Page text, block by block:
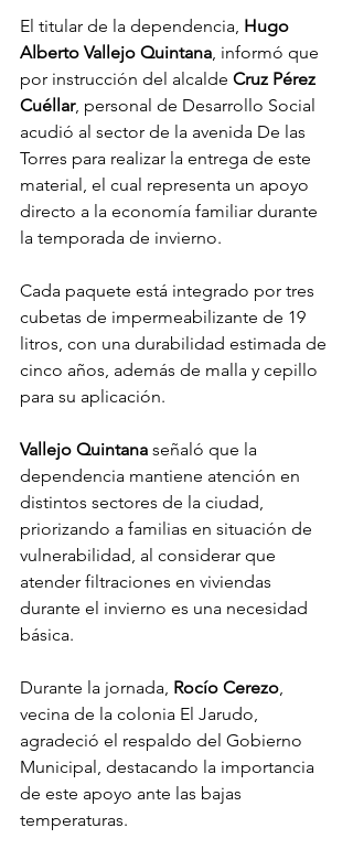
El titular de la dependencia, Hugo
Alberto Vallejo Quintana, informó que
por instrucción del alcalde Cruz Pérez
Cuéllar, personal de Desarrollo Social
acudió al sector de la avenida De las
Torres para realizar la entrega de este
material, el cual representa un apoyo
directo a la economía familiar durante
la temporada de invierno.
Cada paquete está integrado por tres
cubetas de impermeabilizante de 19
litros, con una durabilidad estimada de
cinco años, además de malla y cepillo
para su aplicación.
Vallejo Quintana señaló que la
dependencia mantiene atención en
distintos sectores de la ciudad,
priorizando a familias en situación de
vulnerabilidad, al considerar que
atender filtraciones en viviendas
durante el invierno es una necesidad
básica.
Durante la jornada, Rocío Cerezo,
vecina de la colonia El Jarudo,
agradeció el respaldo del Gobierno
Municipal, destacando la importancia
de este apoyo ante las bajas
temperaturas.